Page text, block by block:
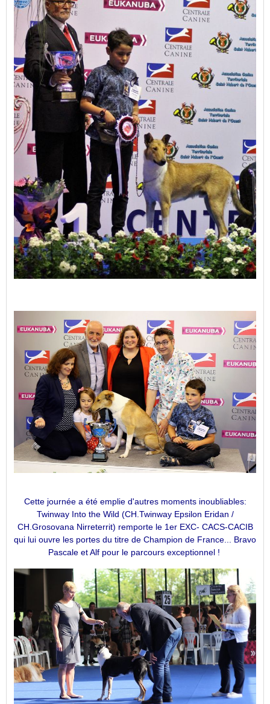
Cette journée a été emplie d'autres moments inoubliables:
Twinway Into the Wild (CH.Twinway Epsilon Eridan /
CH.Grosovana Nirreterrit) remporte le 1er EXC- CACS-CACIB
qui lui ouvre les portes du titre de Champion de France... Bravo
Pascale et Alf pour le parcours exceptionnel !